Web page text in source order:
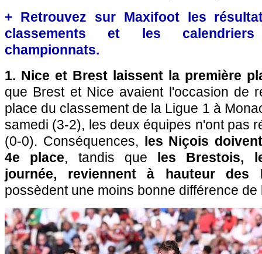
+ Retrouvez sur Maxifoot les
classements et les
championnats.
1. Nice et Brest laissent la première
que Brest et Nice avaient l'occasion de
place du classement de la Ligue 1 à
samedi (3-2), les deux équipes n'ont pas
(0-0). Conséquences, les Niçois
4e place, tandis que les Brestois,
journée, reviennent à hauteur des
possèdent une moins bonne différence